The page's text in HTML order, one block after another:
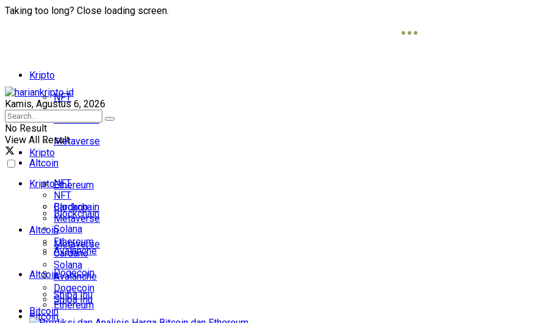
Taking too long? Close loading screen.
Kripto
NFT
Blockchain
Metaverse
Altcoin
Ethereum
Cardano
Solana
Avalanche
Dogecoin
Shiba Inu
Bitcoin
Kamis, Agustus 6, 2026
No Result
View All Result
Kripto
NFT
Blockchain
Metaverse
Altcoin
Ethereum
Kripto
NFT
Blockchain
Metaverse
Altcoin
Ethereum
Cardano
Solana
Avalanche
Dogecoin
Shiba Inu
Bitcoin